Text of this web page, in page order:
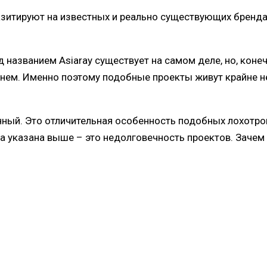
на известных и реально существующих
Asiaray существует на самом деле, но,
Именно поэтому подобные проекты живут крайне
Это отличительная особенность подобных
указана выше – это недолговечность проектов.